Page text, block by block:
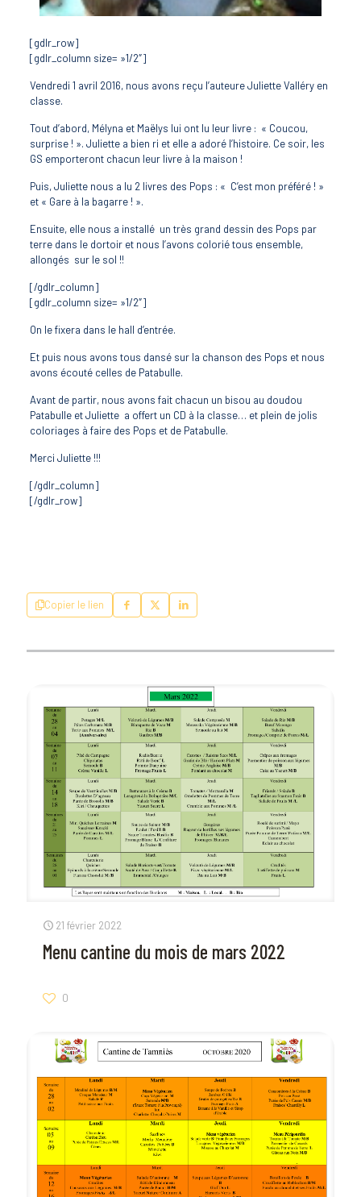
[gdlr_row]
[gdlr_column size= »1/2″]
Vendredi 1 avril 2016, nous avons reçu l’auteure Juliette Valléry en
classe.
Tout d’abord, Mélyna et Maëlys lui ont lu leur livre : « Coucou,
surprise ! ». Juliette a bien ri et elle a adoré l’histoire. Ce soir, les
GS emporteront chacun leur livre à la maison !
Puis, Juliette nous a lu 2 livres des Pops : « C’est mon préféré ! »
et « Gare à la bagarre ! ».
Ensuite, elle nous a installé un très grand dessin des Pops par
terre dans le dortoir et nous l’avons colorié tous ensemble,
allongés sur le sol !!
[/gdlr_column]
[gdlr_column size= »1/2″]
On le fixera dans le hall d’entrée.
Et puis nous avons tous dansé sur la chanson des Pops et nous
avons écouté celles de Patabulle.
Avant de partir, nous avons fait chacun un bisou au doudou
Patabulle et Juliette a offert un CD à la classe… et plein de jolis
coloriages à faire des Pops et de Patabulle.
Merci Juliette !!!
[/gdlr_column]
[/gdlr_row]
Copier le lien
21 février 2022
Menu cantine du mois de mars 2022
0